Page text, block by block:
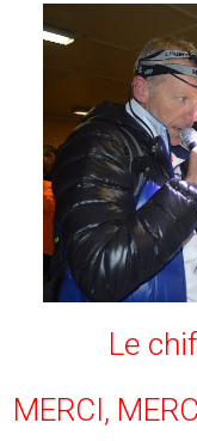
Le
MERCI,